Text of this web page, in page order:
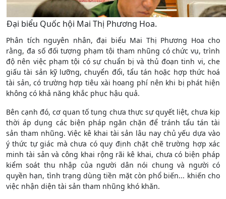
Đại biểu Quốc hội Mai Thị Phương Hoa.
Phân tích nguyên nhân, đại biểu Mai Thị Phương Hoa cho
rằng, đa số đối tượng phạm tội tham nhũng có chức vụ, trình
độ nên việc phạm tội có sự chuẩn bị và thủ đoạn tinh vi, che
giấu tài sản kỹ lưỡng, chuyển đổi, tẩu tán hoặc hợp thức hoá
tài sản, có trường hợp tiêu xài hoang phí nên khi bị phát hiện
không có khả năng khắc phục hậu quả.
Bên cạnh đó, cơ quan tố tụng chưa thực sự quyết liệt, chưa kịp
thời áp dụng các biện pháp ngăn chặn để tránh tẩu tán tài
sản tham nhũng. Việc kê khai tài sản lâu nay chủ yếu dựa vào
ý thức tự giác mà chưa có quy định chặt chẽ trường hợp xác
minh tài sản và công khai rộng rãi kê khai, chưa có biện pháp
kiểm soát thu nhập của người dân nói chung và người có
quyền hạn, tình trạng dùng tiền mặt còn phổ biến... khiến cho
việc nhận diện tài sản tham nhũng khó khăn.